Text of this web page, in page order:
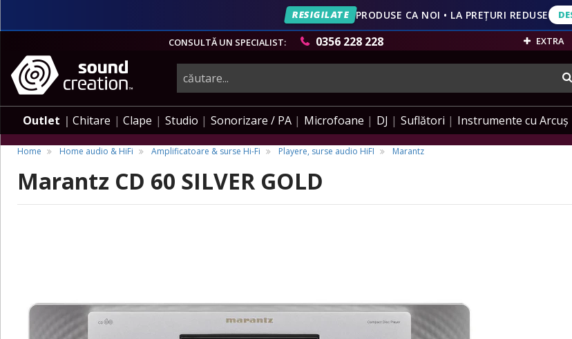
RESIGILATE PRODUSE CA NOI • LA PREȚURI REDUSE
CONSULTĂ UN SPECIALIST:
0356 228 228 EXTRA
instrumente
muzicale,
echipamente
pro-
Outlet Chitare Clape Studio Sonorizare / PA Microfoane DJ Suflători Instrumente cu Arcuș
Home Home audio & HiFi Amplificatoare & surse Hi-Fi Playere, surse audio HiFI Marantz
Marantz CD 60 SILVER GOLD